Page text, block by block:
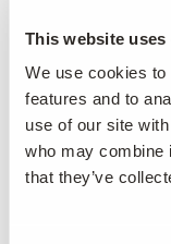
This website uses
We use cookies
features and to
use of our site
who may combine
that they’ve